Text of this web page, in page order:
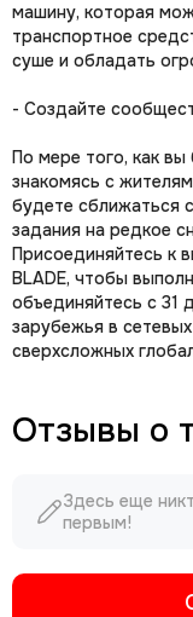
машину, которая
транспортное
суше и обладать
- Создайте
По мере того, как вы
знакомясь с
будете сближаться
задания на редкое
Присоединяйтесь к
BLADE, чтобы
объединяйтесь с 31
зарубежья в
сверхсложных
Отзывы о
Здесь еще
первым!